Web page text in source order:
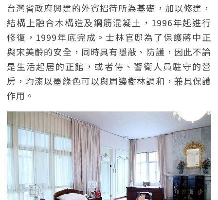
台灣省政府興建的外賓招待所為基礎，加以修建，
結構上融合木構造及鋼筋混凝土，1996年起進行
修復，1999年底完成。士林官邸為了保護蔣中正
與宋美齡的安全，同時具有隱蔽、防護，因此不論
是生活起居的正館，或者侍、警衛人員駐守的營
房，均漆以墨綠色可以與周邊樹林調和，兼具保護
作用。